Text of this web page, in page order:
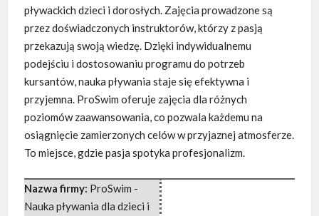
pływackich dzieci i dorosłych. Zajęcia prowadzone są
przezdoświadczonych instruktorów, którzy z pasją
przekazują swoją wiedzę. Dzięki indywidualnemu
podejściu i dostosowaniu programu do potrzeb
kursantów, nauka pływania staje się efektywna i
przyjemna. ProSwim oferuje zajęcia dla różnych
poziomów zaawansowania, co pozwala każdemu na
osiągnięcie zamierzonych celów w przyjaznej atmosferze.
To miejsce, gdzie pasja spotyka profesjonalizm.
Nazwa firmy: ProSwim -
Nauka pływania dla dzieci i